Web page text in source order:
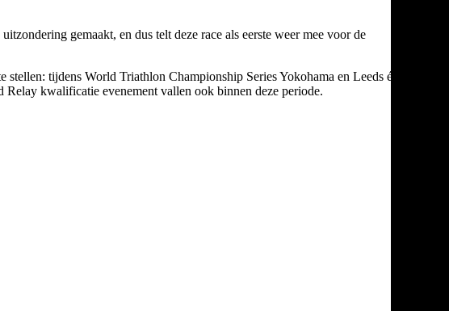
gemaakt, en dus telt deze race als eerste weer mee voor de
tijdens World Triathlon Championship Series Yokohama en Leeds én de
kwalificatie evenement vallen ook binnen deze periode.